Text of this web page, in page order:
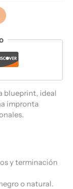
blueprint, ideal
impronta
y terminación
o natural.